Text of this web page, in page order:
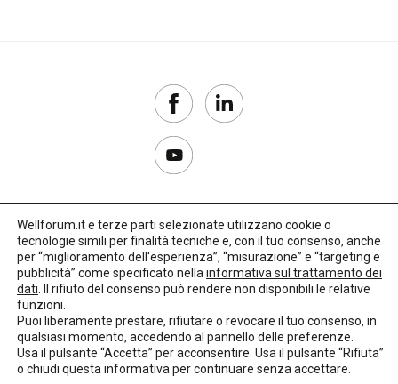
Copyright 2017–2026
Privacy Policy
Credits: LO Studio
Wellforum.it e terze parti selezionate utilizzano cookie o
tecnologie simili per finalità tecniche e, con il tuo consenso, anche
per “miglioramento dell'esperienza”, “misurazione” e “targeting e
pubblicità” come specificato nella informativa sul trattamento dei
dati . Il rifiuto del consenso può rendere non disponibili le relative
funzioni.
Puoi liberamente prestare, rifiutare o revocare il tuo consenso, in
qualsiasi momento, accedendo al pannello delle preferenze.
Usa il pulsante “Accetta” per acconsentire. Usa il pulsante “Rifiuta”
o chiudi questa informativa per continuare senza accettare.